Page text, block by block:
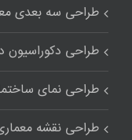
طراحی سه بعدی
طراحی دکوراسیون
طراحی نمای
طراحی نقشه